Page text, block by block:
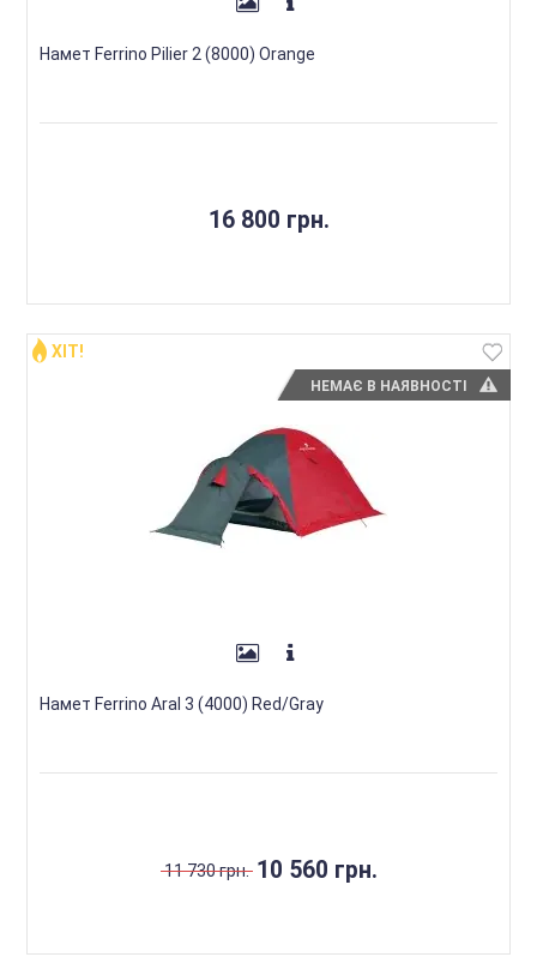
Намет Ferrino Pilier 2 (8000) Orange
16 800 грн.
НЕМАЄ В НАЯВНОСТІ
ХІТ!
Намет Ferrino Aral 3 (4000) Red/Gray
11 730 грн. 10 560 грн.